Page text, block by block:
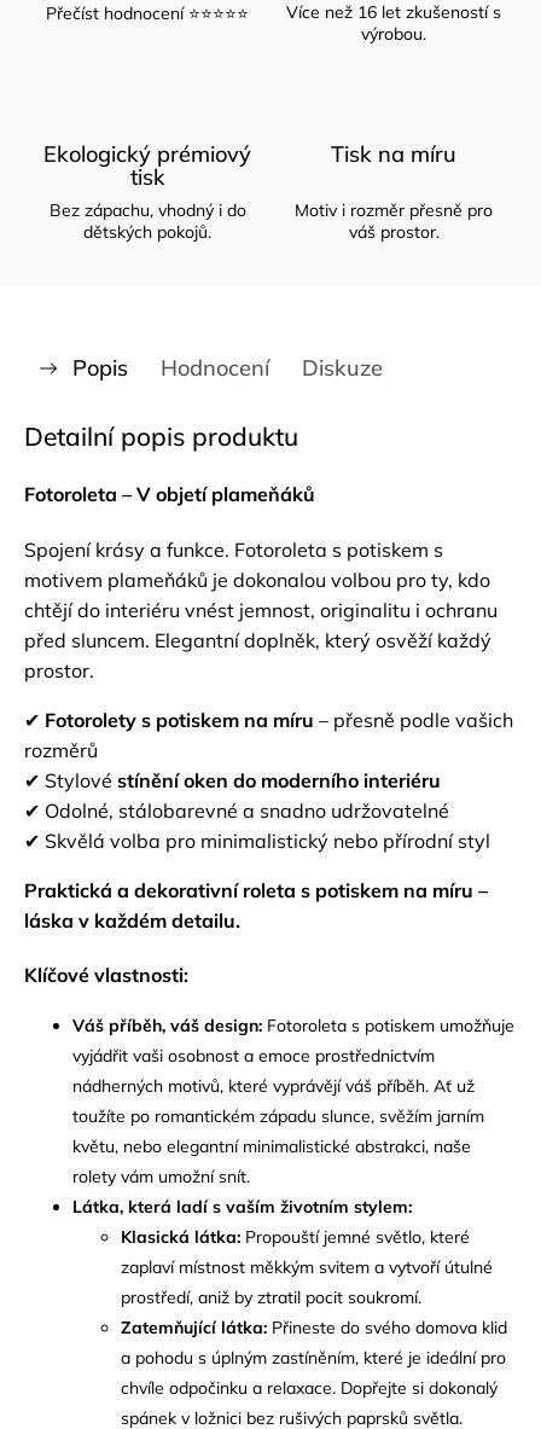
Přečíst hodnocení ⭐⭐⭐⭐⭐
Více než 16 let zkušeností s
výrobou.
Ekologický prémiový
tisk
Bez zápachu, vhodný i do
dětských pokojů.
Tisk na míru
Motiv i rozměr přesně pro
váš prostor.
Popis Hodnocení Diskuze
Detailní popis produktu
Fotoroleta – V objetí plameňáků
Spojení krásy a funkce. Fotoroleta s potiskem s
motivem plameňáků je dokonalou volbou pro ty, kdo
chtějí do interiéru vnést jemnost, originalitu i ochranu
před sluncem. Elegantní doplněk, který osvěží každý
prostor.
✔ Fotorolety s potiskem na míru – přesně podle vašich
rozměrů
✔ Stylové stínění oken do moderního interiéru
✔ Odolné, stálobarevné a snadno udržovatelné
✔ Skvělá volba pro minimalistický nebo přírodní styl
Praktická a dekorativní roleta s potiskem na míru –
láska v každém detailu.
Klíčové vlastnosti:
Váš příběh, váš design: Fotoroleta s potiskem umožňuje
vyjádřit vaši osobnost a emoce prostřednictvím
nádherných motivů, které vyprávějí váš příběh. Ať už
toužíte po romantickém západu slunce, svěžím jarním
květu, nebo elegantní minimalistické abstrakci, naše
rolety vám umožní snít.
Látka, která ladí s vaším životním stylem:
Klasická látka: Propouští jemné světlo, které
zaplaví místnost měkkým svitem a vytvoří útulné
prostředí, aniž by ztratil pocit soukromí.
Zatemňující látka: Přineste do svého domova klid
a pohodu s úplným zastíněním, které je ideální pro
chvíle odpočinku a relaxace. Dopřejte si dokonalý
spánek v ložnici bez rušivých paprsků světla.